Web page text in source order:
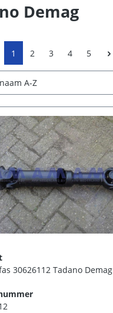
Demag
1 2 3 4 5
30626112 Tadano Demag